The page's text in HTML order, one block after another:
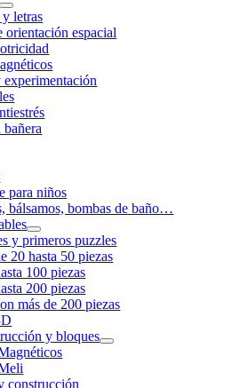
letras
orientación espacial
bañera
para niños
bálsamos, bombas de baño…
y primeros puzzles
20 hasta 50 piezas
100 piezas
200 piezas
más de 200 piezas
y bloques
construcción